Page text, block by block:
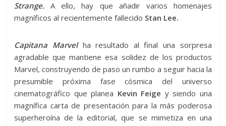
Strange.
A ello, hay que añadir varios homenajes
magníficos al recientemente fallecido Stan Lee.
Capitana Marvel ha resultado al final una sorpresa
agradable que mantiene esa solidez de los productos
Marvel, construyendo de paso un rumbo a seguir hacia la
presumible próxima fase cósmica del universo
cinematográfico que planea Kevin Feige y siendo una
magnífica carta de presentación para la más poderosa
superheroína de la editorial, que se mimetiza en una